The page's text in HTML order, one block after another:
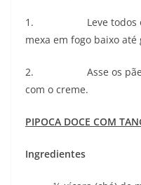
1. Leve todos os
mexa em fogo baixo
2. Asse os pães
com o creme.
PIPOCA DOCE COM
Ingredientes